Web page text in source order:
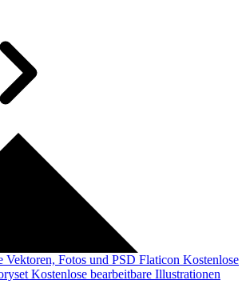
Vektoren, Fotos und PSD Flaticon Kostenlose
Kostenlose bearbeitbare Illustrationen